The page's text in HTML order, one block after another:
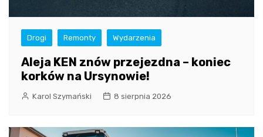
Drogi Remonty Wydarzenia
Aleja KEN znów przejezdna – koniec
korków na Ursynowie!
Karol Szymański 8 sierpnia 2026